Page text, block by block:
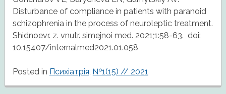
Disturbance of compliance in patients with paranoid
schizophrenia in the process of neuroleptic treatment.
Shidnoevr. z. vnutr. simejnoi med. 2021;1:58-63. doi:
10.15407/internalmed2021.01.058
Posted in Психіатрія, №1(15) // 2021